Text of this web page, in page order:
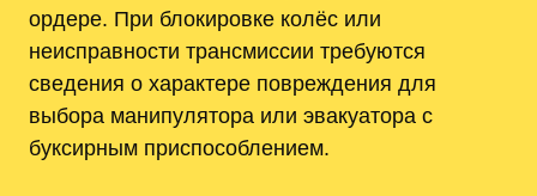
ордере. При блокировке колёс или
неисправности трансмиссии требуются
сведения о характере повреждения для
выбора манипулятора или эвакуатора с
буксирным приспособлением.